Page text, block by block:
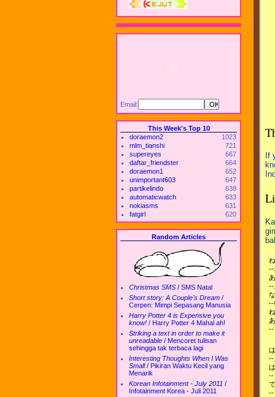
Email:
This Week's Top 10
doraemon2
1023
mlm_tianshi
721
supereyes
667
daftar_friendster
664
doraemon1
652
unimportant603
647
partikelindo
638
automaticwatch
633
nokiasms
631
fatgirl
620
Random Articles
Christmas SMS / SMS Natal
Short story: A Couple's Dream /
Cerpen: Mimpi Sepasang Manusia
Harry Potter 4 is Expensive you
know! / Harry Potter 4 Mahal ah!
Striking a text in order to make it
unreadable / Mencoret tulisan
sehingga tak terbaca lagi
Interesting Thoughts When I Was
Small/ Pikiran Waktu Kecil yang
Menarik
Korean Infotainment - July 2011 /
Infotainment Korea - Juli 2011
If
--
--
--
--
--
--
--